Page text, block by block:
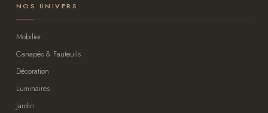
NOS UNIVERS
Mobilier
Canapés & Fauteuils
Décoration
Luminaires
Jardin